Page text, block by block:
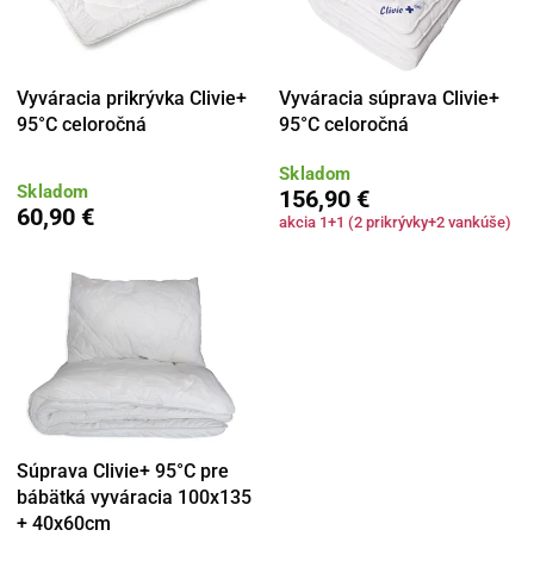
Vyváracia prikrývka Clivie+
95°C celoročná
Skladom
60,90 €
Vyváracia súprava Clivie+
95°C celoročná
Skladom
156,90 €
akcia 1+1 (2 prikrývky+2 vankúše)
Súprava Clivie+ 95°C pre
bábätká vyváracia 100x135
+ 40x60cm